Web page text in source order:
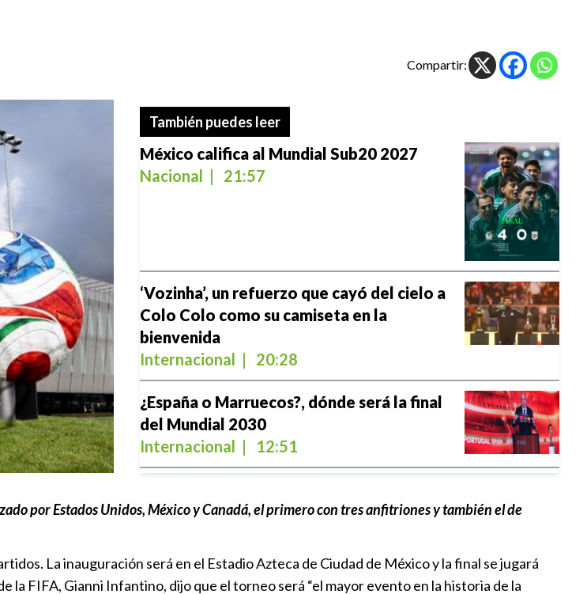
Compartir:
También puedes leer
México califica al Mundial Sub20 2027
Nacional | 21:57
‘Vozinha’, un refuerzo que cayó del cielo a
Colo Colo como su camiseta en la
bienvenida
Internacional | 20:28
¿España o Marruecos?, dónde será la final
del Mundial 2030
Internacional | 12:51
nacional de Minibasket
FIFA dice que “es falso y engañoso” afirmar
por Estados Unidos, México y Canadá, el primero con tres anfitriones y también el de
La inauguración será en el Estadio Azteca de Ciudad de México y la final se jugará
FIFA, Gianni Infantino, dijo que el torneo será “el mayor evento en la historia de la